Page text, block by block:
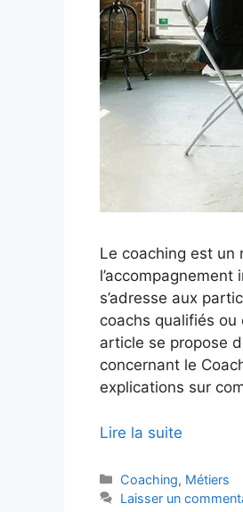
Le coaching est un
s’adresse aux
coachs qualifiés ou
article se propose
concernant le
explications sur
Lire la suite
Catégories
Coaching, Métiers
Laisser un